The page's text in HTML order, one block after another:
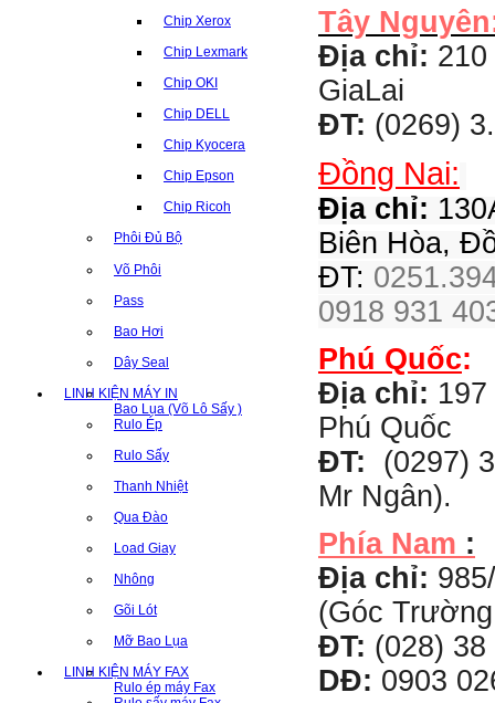
Chip Xerox
Chip Lexmark
Chip OKI
Chip DELL
Chip Kyocera
Chip Epson
Chip Ricoh
Phôi Đủ Bộ
Võ Phôi
Pass
Bao Hơi
Dây Seal
LINH KIỆN MÁY IN
Bao Lụa (Võ Lô Sấy )
Rulo Ép
Rulo Sấy
Thanh Nhiệt
Qua Đào
Load Giay
Nhông
Gõi Lót
Mỡ Bao Lụa
LINH KIỆN MÁY FAX
Rulo ép máy Fax
Tây
Địa chỉ:
GiaLai
ĐT: (0269)
Đồng Nai:
Địa chỉ:
Biên Hòa,
ĐT:
0918 931
Phú Quốc:
Địa chỉ:
Phú Quốc
ĐT:
(0297)
Mr Ngân).
Phía Nam :
Địa chỉ:
(Góc
ĐT: (028)
DĐ: 0903